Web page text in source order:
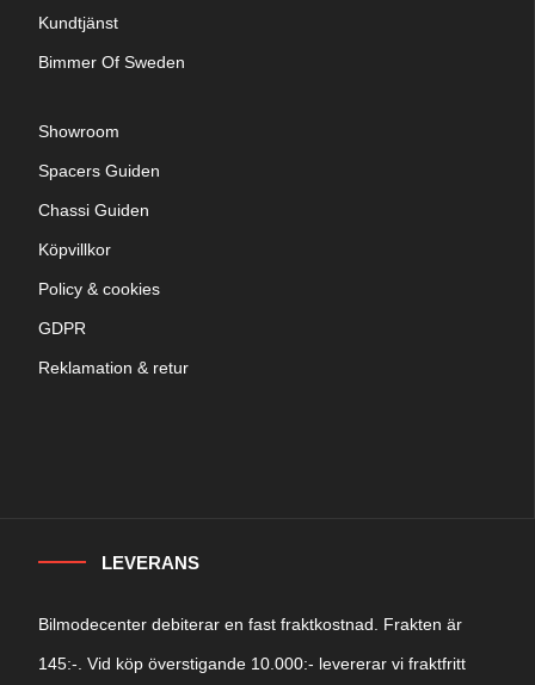
Kundtjänst
Bimmer Of Sweden
Showroom
Spacers Guiden
Chassi Guiden
Köpvillkor
Policy & cookies
GDPR
Reklamation & retur
LEVERANS
Bilmodecenter debiterar en fast fraktkostnad. Frakten är
145:-. Vid köp överstigande 10.000:- levererar vi fraktfritt